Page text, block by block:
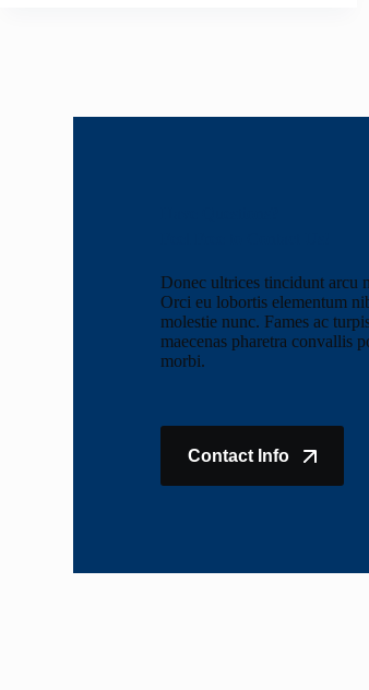
Donec ultrices tincidunt arcu
Orci eu lobortis elementum
molestie nunc. Fames ac
maecenas pharetra convallis
morbi.
Contact Info